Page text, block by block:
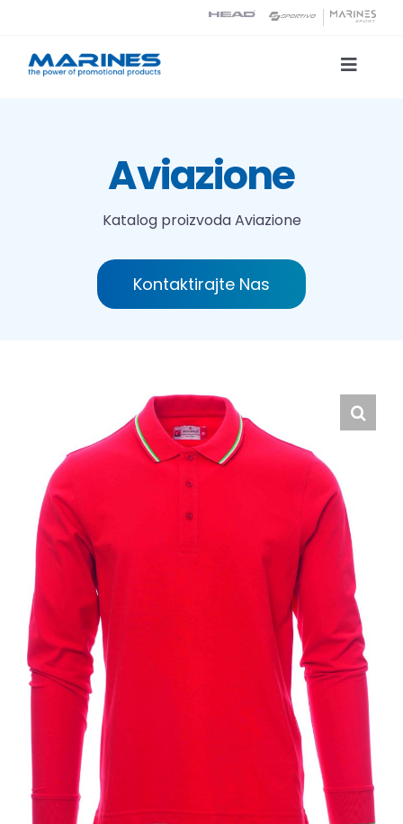
content
Toggle
Tehnologije tiskaAviazione
Katalog proizvodaAviazione
Kontaktirajte Nas